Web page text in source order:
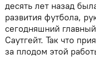
десять лет назад
развития футбола,
сегодняшний
Саутгейт. Так что
за плодом этой